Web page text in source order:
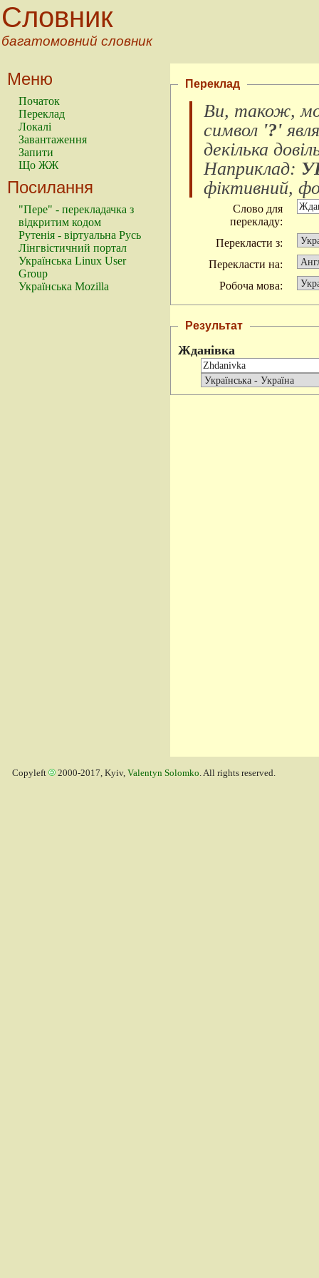
Словник
багатомовний словник
Меню
Початок
Переклад
Локалі
Завантаження
Запити
Що ЖЖ
Посилання
"Пере" - перекладачка з
відкритим кодом
Рутенія - віртуальна Русь
Лінгвістичний портал
Українська Linux User
Group
Українська Mozilla
Переклад
Ви, також,
символ '?'
декілька
Наприклад:
фіктивний,
Слово для
перекладу:
Перекласти з:
Перекласти на:
Робоча мова:
Результат
Жданівка
Copyleft 2000-2017, Kyiv, Valentyn Solomko. All rights reserved.